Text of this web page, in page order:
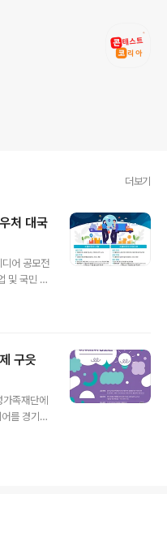
더보기
처 대국
어 공모전
및 국민 누
는 서비스
- 수출바
스 기프
콘 1만원
상 지급 ◎
의사..
구읏
족재단에
를 경기도
재단의
더라도
기간 20